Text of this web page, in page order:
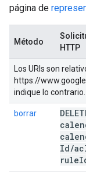
página de
Método
HTTP
Los URIs son
https://
indique lo contrario.
borrar
Id/
rule